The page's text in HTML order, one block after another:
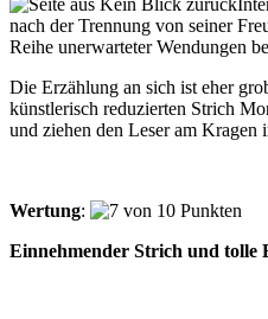
nach der Trennung von seiner
Reihe unerwarteter Wendungen
Die Erzählung an sich ist eher
künstlerisch reduzierten Strich
und ziehen den Leser am Kragen
Wertung:
Einnehmender Strich und tolle